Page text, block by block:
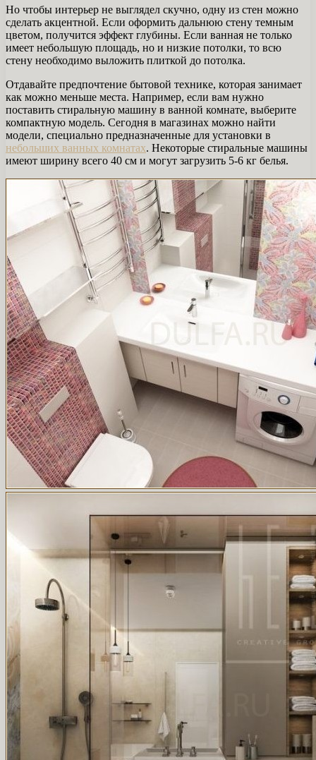
Но чтобы интерьер не выглядел скучно, одну из стен можно
сделать акцентной. Если оформить дальнюю стену темным
цветом, получится эффект глубины. Если ванная не только
имеет небольшую площадь, но и низкие потолки, то всю
стену необходимо выложить плиткой до потолка.
Отдавайте предпочтение бытовой технике, которая занимает
как можно меньше места. Например, если вам нужно
поставить стиральную машину в ванной комнате, выберите
компактную модель. Сегодня в магазинах можно найти
модели, специально предназначенные для установки в
небольших ванных комнатах. Некоторые стиральные машины
имеют ширину всего 40 см и могут загрузить 5-6 кг белья.